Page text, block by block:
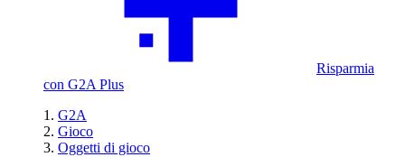
Risparmia
con G2A Plus
G2A
Gioco
Oggetti di gioco